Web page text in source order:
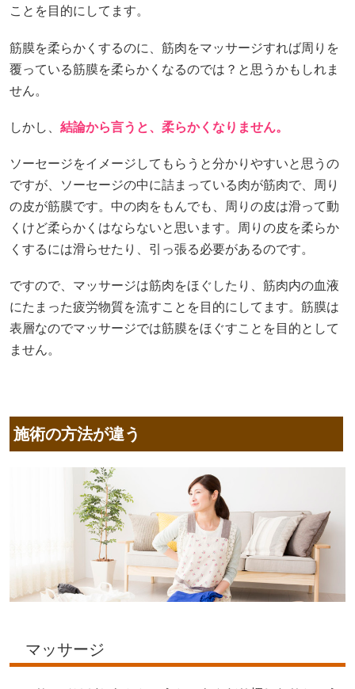
ことを目的にしてます。
筋膜を柔らかくするのに、筋肉をマッサージすれば周りを
覆っている筋膜を柔らかくなるのでは？と思うかもしれま
せん。
しかし、 結論から言うと、柔らかくなりません。
ソーセージをイメージしてもらうと分かりやすいと思うの
ですが、ソーセージの中に詰まっている肉が筋肉で、周り
の皮が筋膜です。中の肉をもんでも、周りの皮は滑って動
くけど柔らかくはならないと思います。周りの皮を柔らか
くするには滑らせたり、引っ張る必要があるのです。
ですので、マッサージは筋肉をほぐしたり、筋肉内の血液
にたまった疲労物質を流すことを目的にしてます。筋膜は
表層なのでマッサージでは筋膜をほぐすことを目的として
ません。
施術の方法が違う
マッサージ